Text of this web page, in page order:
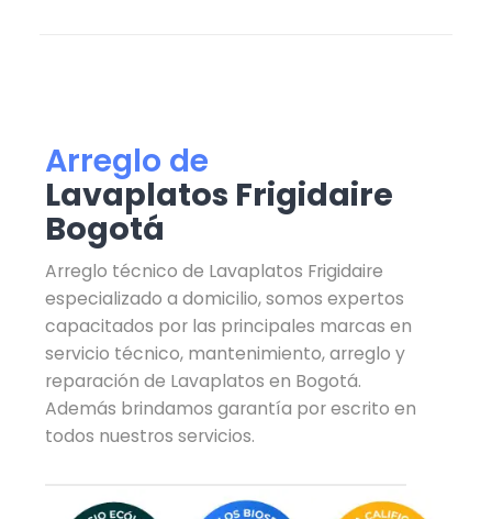
Arreglo de
Lavaplatos Frigidaire
Bogotá
Arreglo técnico de Lavaplatos Frigidaire
especializado a domicilio, somos expertos
capacitados por las principales marcas en
servicio técnico, mantenimiento, arreglo y
reparación de Lavaplatos en Bogotá.
Además brindamos garantía por escrito en
todos nuestros servicios.